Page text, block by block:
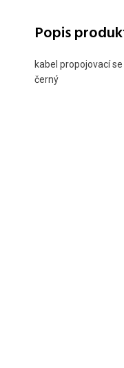
Popis
kabel propojovací
černý